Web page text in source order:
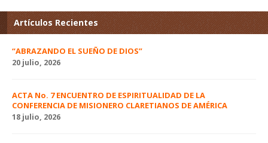
Artículos Recientes
“ABRAZANDO EL SUEÑO DE DIOS”
20 julio, 2026
ACTA No. 7 ENCUENTRO DE ESPIRITUALIDAD DE LA
CONFERENCIA DE MISIONERO CLARETIANOS DE AMÉRICA
18 julio, 2026